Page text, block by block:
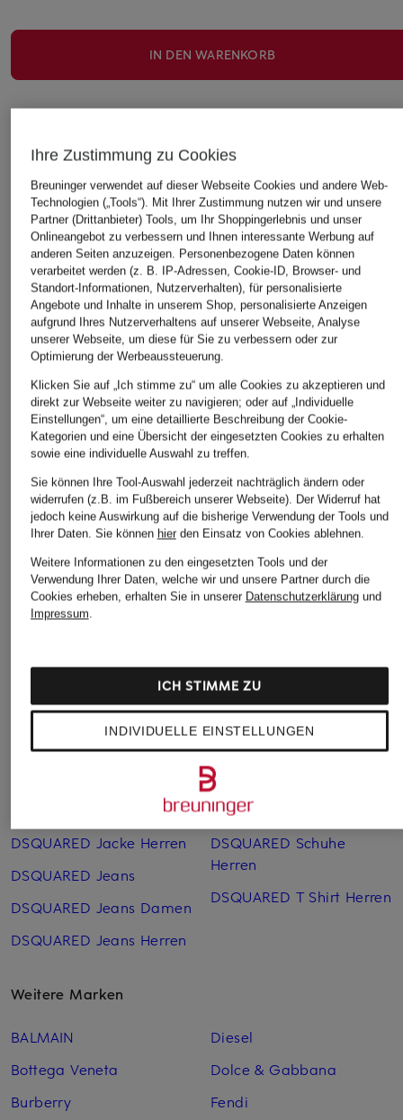
IN DEN WARENKORB
STILVOLLE EMPFEHLUNGEN FÜR SIE
+Aktionsrabatt
DSQUARED2
Jeans Slim Fit
419,99 €
Bestpreis:254,99 €
Ursprünglich:590 €
+Aktionsrabatt
DSQUARED2
Destroyed Jeans Extra
Slim Fit
419,99 €
Bestpreis:590 €
Jeans
Slim Fit
Bestpreis:
Ursprünglich:
Weitere Kategorien
DSQUARED Jacke Herren
DSQUARED Jeans
DSQUARED Jeans Damen
DSQUARED Jeans Herren
DSQUARED Jeans SALE
DSQUARED SALE
DSQUARED Schuhe
Herren
DSQUARED T Shirt Herren
Weitere Marken
BALMAIN
Bottega Veneta
Burberry
Diesel
Dolce & Gabbana
Fendi
Ihre Zustimmung zu Cookies
Breuninger verwendet auf dieser Webseite Cookies und andere Web-
Technologien („Tools“). Mit Ihrer Zustimmung nutzen wir und unsere
Partner (Drittanbieter) Tools, um Ihr Shoppingerlebnis und unser
Onlineangebot zu verbessern und Ihnen interessante Werbung auf
anderen Seiten anzuzeigen. Personenbezogene Daten können
verarbeitet werden (z. B. IP-Adressen, Cookie-ID, Browser- und
Standort-Informationen, Nutzerverhalten), für personalisierte
Angebote und Inhalte in unserem Shop, personalisierte Anzeigen
aufgrund Ihres Nutzerverhaltens auf unserer Webseite, Analyse
unserer Webseite, um diese für Sie zu verbessern oder zur
Optimierung der Werbeaussteuerung.
Klicken Sie auf „Ich stimme zu“ um alle Cookies zu akzeptieren und
direkt zur Webseite weiter zu navigieren; oder auf „Individuelle
Einstellungen“, um eine detaillierte Beschreibung der Cookie-
Kategorien und eine Übersicht der eingesetzten Cookies zu erhalten
sowie eine individuelle Auswahl zu treffen.
Sie können Ihre Tool-Auswahl jederzeit nachträglich ändern oder
widerrufen (z.B. im Fußbereich unserer Webseite). Der Widerruf hat
jedoch keine Auswirkung auf die bisherige Verwendung der Tools und
Ihrer Daten. Sie können hierden Einsatz von Cookies ablehnen.
Weitere Informationen zu den eingesetzten Tools und der
Verwendung Ihrer Daten, welche wir und unsere Partner durch die
Cookies erheben, erhalten Sie in unserer Datenschutzerklärungund
Impressum.
INDIVIDUELLE EINSTELLUNGEN
ICH STIMME ZU